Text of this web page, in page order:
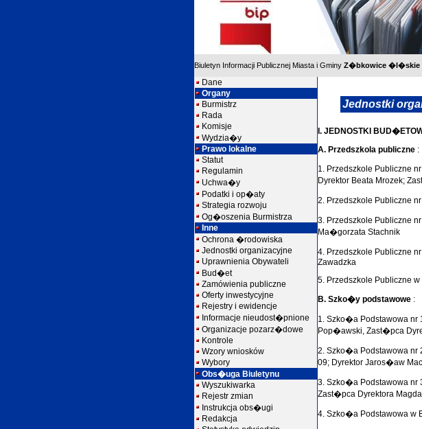
Biuletyn Informacji Publicznej Miasta i Gminy Z�bkowice �l�skie
Dane
Organy
Burmistrz
Rada
Komisje
Wydzia�y
Prawo lokalne
Statut
Regulamin
Uchwa�y
Podatki i op�aty
Strategia rozwoju
Og�oszenia Burmistrza
Inne
Ochrona �rodowiska
Jednostki organizacyjne
Uprawnienia Obywateli
Bud�et
Zamówienia publiczne
Oferty inwestycyjne
Rejestry i ewidencje
Informacje nieudost�pnione
Organizacje pozarz�dowe
Kontrole
Wzory wniosków
Wybory
Obs�uga Biuletynu
Wyszukiwarka
Rejestr zmian
Instrukcja obs�ugi
Redakcja
Jednostki
I. JEDNOSTKI
A. Przedszkola publiczne :
1. Przedszkole Publiczne
Dyrektor Beata Mrozek;
2. Przedszkole Publiczne
3. Przedszkole Publiczne
Ma�gorzata Stachnik
4. Przedszkole Publiczne
Zawadzka
5. Przedszkole Publiczne
B. Szko�y podstawowe :
1. Szko�a Podstawowa nr
Pop�awski, Zast�pca
2. Szko�a Podstawowa nr
09; Dyrektor Jaros�aw
3. Szko�a Podstawowa nr
Zast�pca Dyrektora
4. Szko�a Podstawowa w